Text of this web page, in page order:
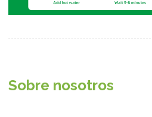
Sobre nosotros